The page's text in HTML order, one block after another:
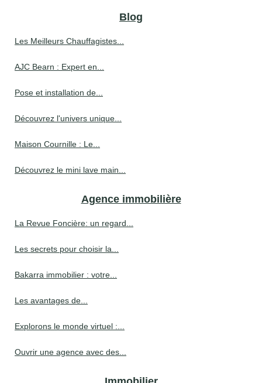
Blog
Les Meilleurs Chauffagistes...
AJC Bearn : Expert en...
Pose et installation de...
Découvrez l'univers unique...
Maison Cournille : Le...
Découvrez le mini lave main...
Agence immobilière
La Revue Foncière: un regard...
Les secrets pour choisir la...
Bakarra immobilier : votre...
Les avantages de...
Explorons le monde virtuel :...
Ouvrir une agence avec des...